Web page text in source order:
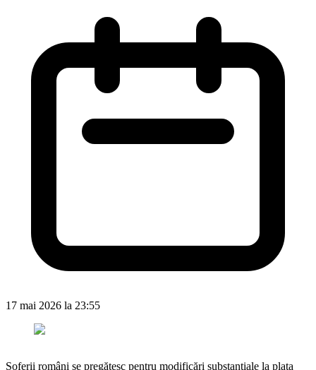
17 mai 2026 la 23:55
Șoferii români se pregătesc pentru modificări substanțiale la plata